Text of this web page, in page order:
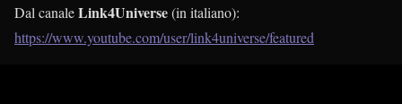
Dal canaleLink4Universe(in italiano):
https://www.youtube.com/user/link4universe/featured